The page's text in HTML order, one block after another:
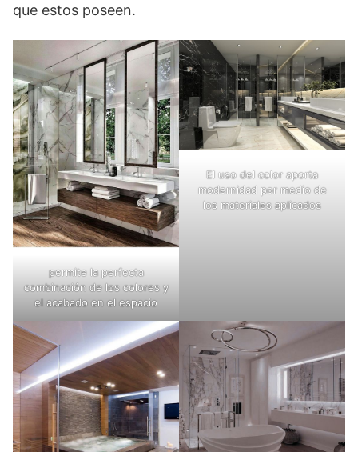
que estos poseen.
permite la perfecta
combinación de los colores y
el acabado en el espacio
El uso del color aporta
modernidad por medio de
los materiales aplicados